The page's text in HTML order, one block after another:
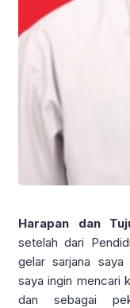
Harapan dan
setelah dari
gelar sarjana saya
saya ingin mencari
dan sebagai